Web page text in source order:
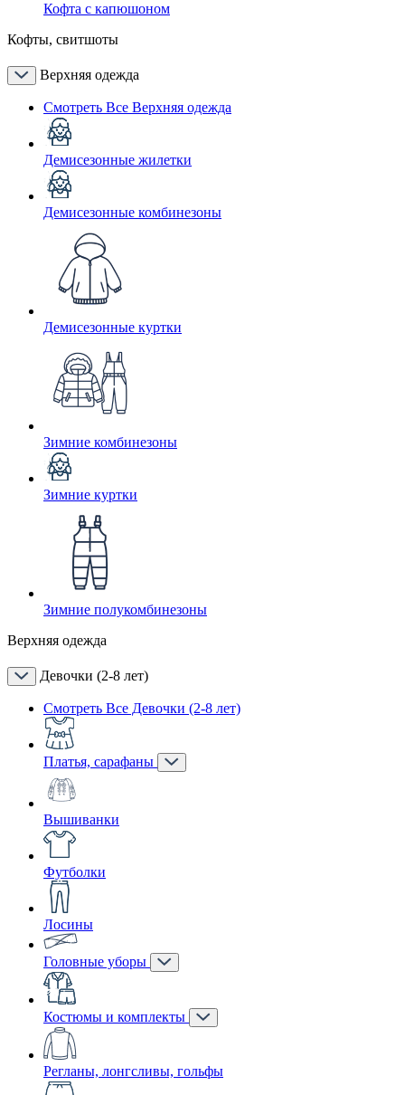
Кофта с капюшоном
Кофты, свитшоты
Верхняя одежда
Смотреть Все Верхняя одежда
Демисезонные жилетки
Демисезонные комбинезоны
Демисезонные куртки
Зимние комбинезоны
Зимние куртки
Зимние полукомбинезоны
Верхняя одежда
Девочки (2-8 лет)
Смотреть Все Девочки (2-8 лет)
Платья, сарафаны
Вышиванки
Футболки
Лосины
Головные уборы
Костюмы и комплекты
Регланы, лонгсливы, гольфы